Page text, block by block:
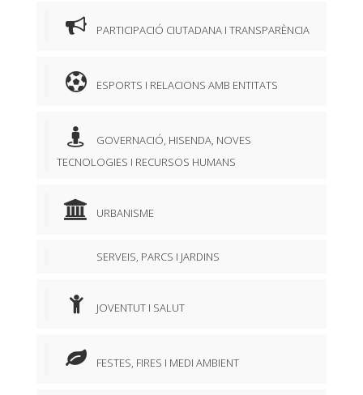
PARTICIPACIÓ CIUTADANA I TRANSPARÈNCIA
ESPORTS I RELACIONS AMB ENTITATS
GOVERNACIÓ, HISENDA, NOVES
TECNOLOGIES I RECURSOS HUMANS
URBANISME
SERVEIS, PARCS I JARDINS
JOVENTUT I SALUT
FESTES, FIRES I MEDI AMBIENT